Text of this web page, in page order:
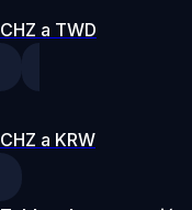
CHZ a TWD
CHZ a KRW